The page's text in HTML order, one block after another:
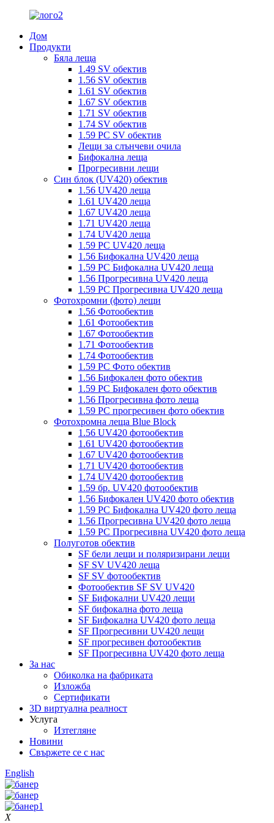
Дом
Продукти
Бяла леща
1.49 SV обектив
1.56 SV обектив
1.61 SV обектив
1.67 SV обектив
1.71 SV обектив
1.74 SV обектив
1.59 PC SV обектив
Лещи за слънчеви очила
Бифокална леща
Прогресивни лещи
Син блок (UV420) обектив
1.56 UV420 леща
1.61 UV420 леща
1.67 UV420 леща
1.71 UV420 леща
1.74 UV420 леща
1.59 PC UV420 леща
1.56 Бифокална UV420 леща
1.59 PC Бифокална UV420 леща
1.56 Прогресивна UV420 леща
1.59 PC Прогресивна UV420 леща
Фотохромни (фото) лещи
1.56 Фотообектив
1.61 Фотообектив
1.67 Фотообектив
1.71 Фотообектив
1.74 Фотообектив
1.59 PC Фото обектив
1.56 Бифокален фото обектив
1.59 PC Бифокален фото обектив
1.56 Прогресивна фото леща
1.59 PC прогресивен фото обектив
Фотохромна леща Blue Block
1.56 UV420 фотообектив
1.61 UV420 фотообектив
1.67 UV420 фотообектив
1.71 UV420 фотообектив
1.74 UV420 фотообектив
1.59 бр. UV420 фотообектив
1.56 Бифокален UV420 фото обектив
1.59 PC Бифокална UV420 фото леща
1.56 Прогресивна UV420 фото леща
1.59 PC Прогресивна UV420 фото леща
Полуготов обектив
SF бели лещи и поляризирани лещи
SF SV UV420 леща
SF SV фотообектив
Фотообектив SF SV UV420
SF Бифокални UV420 лещи
SF бифокална фото леща
SF Бифокална UV420 фото леща
SF Прогресивни UV420 лещи
SF прогресивен фотообектив
SF Прогресивна UV420 фото леща
За нас
Обиколка на фабриката
Изложба
Сертификати
3D виртуална реалност
Услуга
Изтегляне
Новини
Свържете се с нас
English
X